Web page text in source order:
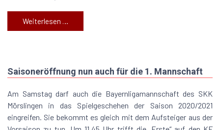
Weiterlesen …
Saisoneröffnung nun auch für die 1. Mannschaft
Am Samstag darf auch die Bayernligamannschaft des SKK
Mörslingen in das Spielgeschehen der Saison 2020/2021
eingreifen. Sie bekommt es gleich mit dem Aufsteiger aus der